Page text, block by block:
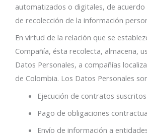
automatizados o digitales, de
de recolección de la información
En virtud de la relación que se
Compañía, ésta recolecta, almacena,
Datos Personales, a compañías
de Colombia. Los Datos Personales
Ejecución de contratos
Pago de obligaciones
Envío de información a